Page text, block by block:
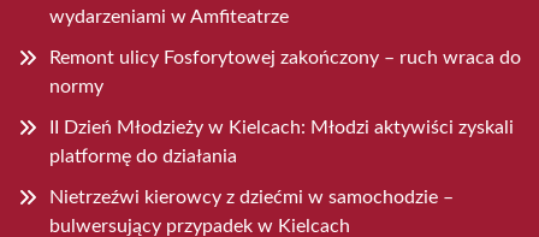
wydarzeniami w Amfiteatrze
Remont ulicy Fosforytowej zakończony – ruch wraca do
normy
II Dzień Młodzieży w Kielcach: Młodzi aktywiści zyskali
platformę do działania
Nietrzeźwi kierowcy z dziećmi w samochodzie –
bulwersujący przypadek w Kielcach